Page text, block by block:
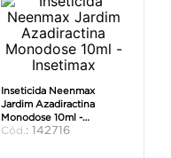
Inseticida Neenmax
Jardim Azadiractina
Monodose 10ml -
Insetimax
: 142716